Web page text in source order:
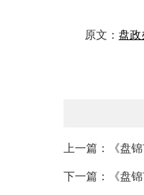
原文： 盘政
上一篇：《盘
下一篇：《盘